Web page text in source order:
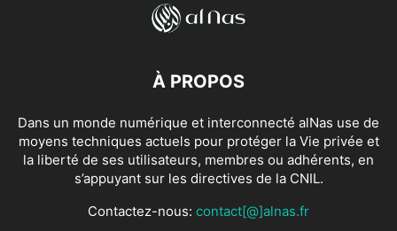
À PROPOS
Dans un monde numérique et interconnecté alNas use de
moyens techniques actuels pour protéger la Vie privée et
la liberté de ses utilisateurs, membres ou adhérents, en
s’appuyant sur les directives de la CNIL.
Contactez-nous: contact[@]alnas.fr